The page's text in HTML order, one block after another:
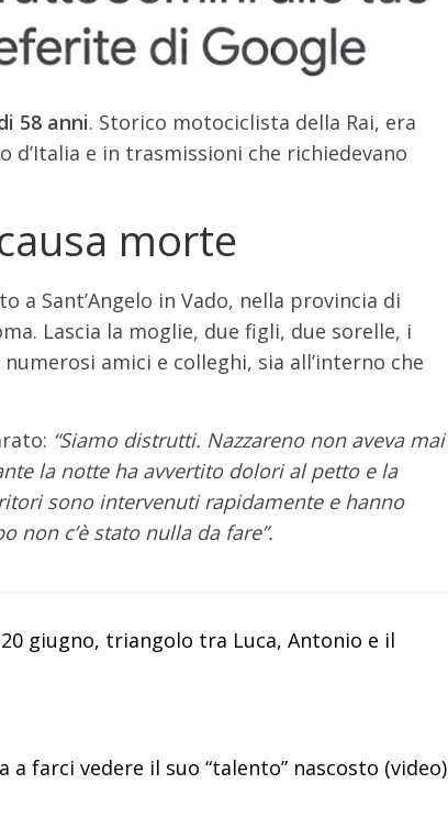
58 anni. Storico motociclista della Rai, era
e in trasmissioni che richiedevano
morte
Sant’Angelo in Vado, nella provincia di
Lascia la moglie, due figli, due sorelle, i
amici e colleghi, sia all’interno che
“Siamo distrutti. Nazzareno non aveva mai
la notte ha avvertito dolori al petto e la
sono intervenuti rapidamente e hanno
c’è stato nulla da fare”.
giugno, triangolo tra Luca, Antonio e il
a farci vedere il suo “talento” nascosto (video)